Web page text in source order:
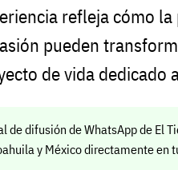
refleja cómo
pueden
de vida dedicado
de difusión de WhatsApp de El
y México directamente en